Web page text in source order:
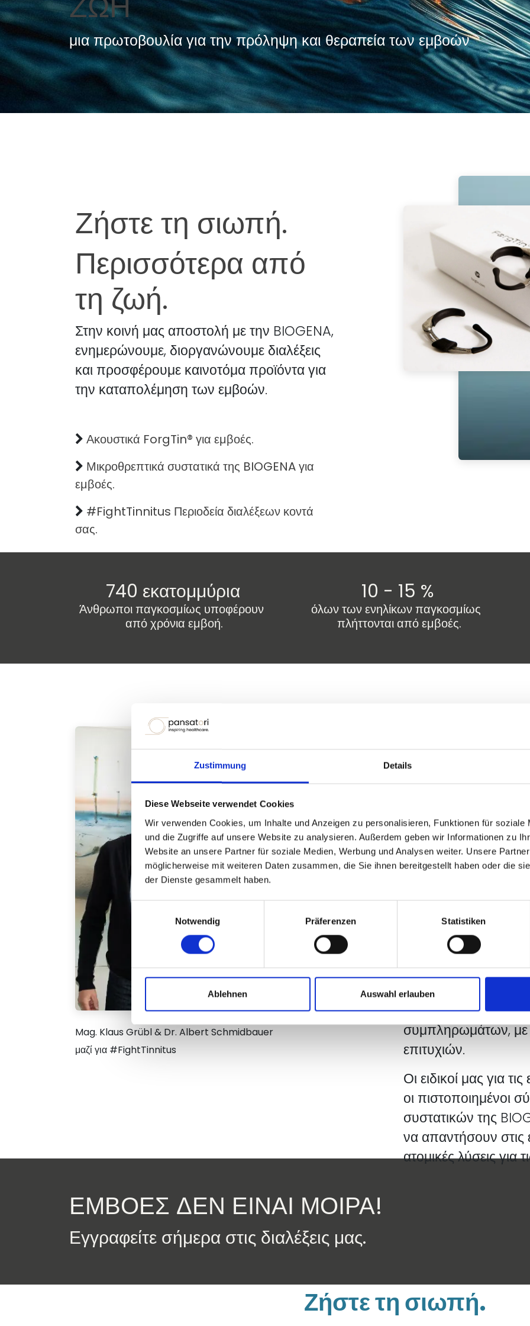
Zustimmung Details
Diese Webseite verwendet Cookies
Wir verwenden Cookies, um Inhalte und Anzeigen zu personalisieren, Funktionen für soziale
und die Zugriffe auf unsere Website zu analysieren. Außerdem geben wir Informationen zu
Website an unsere Partner für soziale Medien, Werbung und Analysen weiter. Unsere
möglicherweise mit weiteren Daten zusammen, die Sie ihnen bereitgestellt haben oder die
der Dienste gesammelt haben.
Einwilligungsauswahl
Notwendig
Präferenzen Statistiken
Ablehnen Auswahl erlauben
μια πρωτοβουλία για την πρόληψη και θεραπεία των εμβοών
Ζήστε τη σιωπή.
Περισσότερα από
τη ζωή.
Στην κοινή μας αποστολή με την BIOGENA,
ενημερώνουμε, διοργανώνουμε διαλέξεις
και προσφέρουμε καινοτόμα προϊόντα για
την καταπολέμηση των εμβοών.
Ακουστικά ForgTin® για εμβοές.
Μικροθρεπτικά συστατικά της BIOGENA για
εμβοές.
#FightTinnitus Περιοδεία διαλέξεων κοντά
σας.
740 εκατομμύρια
Άνθρωποι παγκοσμίως υποφέρουν
από χρόνια εμβοή.
10 - 15 %
όλων των ενηλίκων παγκοσμίως
πλήττονται από εμβοές.
διαλέξεων
Τι να
Παρουσίαση των
καινοτόμος λύση
των εμβοών –
ευρήματα της
ήχους στα αυτιά.
Παρουσίαση των
καθώς και ο ρόλος
- μια ολιστική
συμπτωμάτων των
συμπληρωμάτων, με
επιτυχιών.
Οι ειδικοί μας για
οι πιστοποιημένοι
συστατικών της
να απαντήσουν στις
ατομικές λύσεις για
Mag. Klaus Grübl & Dr. Albert Schmidbauer
μαζί για #FightTinnitus
ΕΜΒΟΕΣ ΔΕΝ ΕΙΝΑΙ ΜΟΙΡΑ!
Εγγραφείτε σήμερα στις διαλέξεις μας.
Ζήστε τη σιωπή.